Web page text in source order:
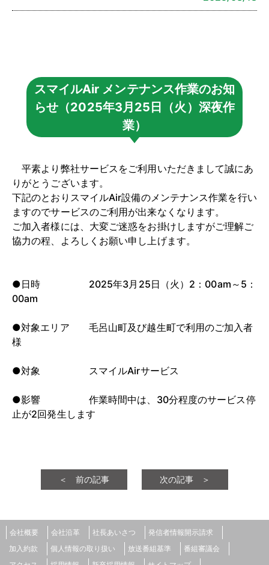
スマイルAir メンテナンス作業のお知
らせ（2025年3月25日（火）深夜作
業）
平素より弊社サービスをご利用いただきまして誠にあ
りがとうございます。
下記のとおりスマイルAir設備のメンテナンス作業を行い
ますのでサービスのご利用が出来なくなります。
ご加入者様には、大変ご迷惑をお掛けしますがご理解ご
協力の程、よろしくお願い申し上げます。
●日時 2025年3月25日（火）2：00am～5：
00am
●対象エリア 毛呂山町及び越生町で利用のご加入者
様
●対象 スマイルAirサービス
●影響 作業時間中は、30分程度のサービス停
止が2回発生します
＜ 前の記事 次の記事 ＞
会社概要 会社沿革 社長あいさつ
発信者情報開示請求
加入約款
個人情報の取り扱い 放送番組基準
番組審議会